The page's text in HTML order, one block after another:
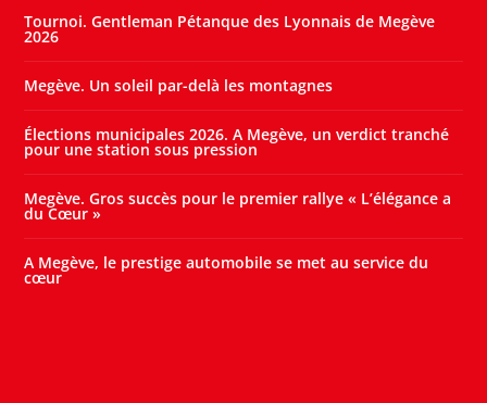
Tournoi. Gentleman Pétanque des Lyonnais de Megève
2026
Megève. Un soleil par-delà les montagnes
Élections municipales 2026. A Megève, un verdict tranché
pour une station sous pression
Megève. Gros succès pour le premier rallye « L’élégance a
du Cœur »
A Megève, le prestige automobile se met au service du
cœur